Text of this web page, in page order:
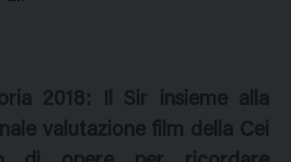
2018: Il Sir insieme alla
valutazione film della Cei